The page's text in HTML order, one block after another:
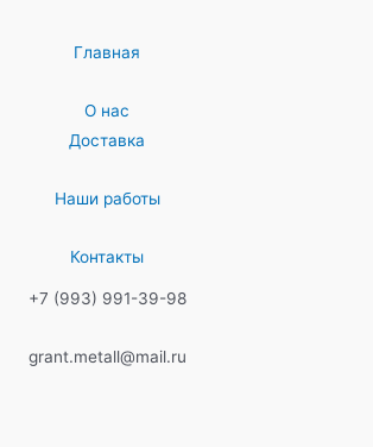
Главная
О нас
Доставка
Наши работы
Контакты
+7 (993) 991-39-98
grant.metall@mail.ru